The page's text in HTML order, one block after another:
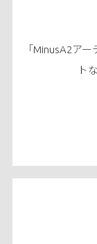
「MinusA2ア
ト